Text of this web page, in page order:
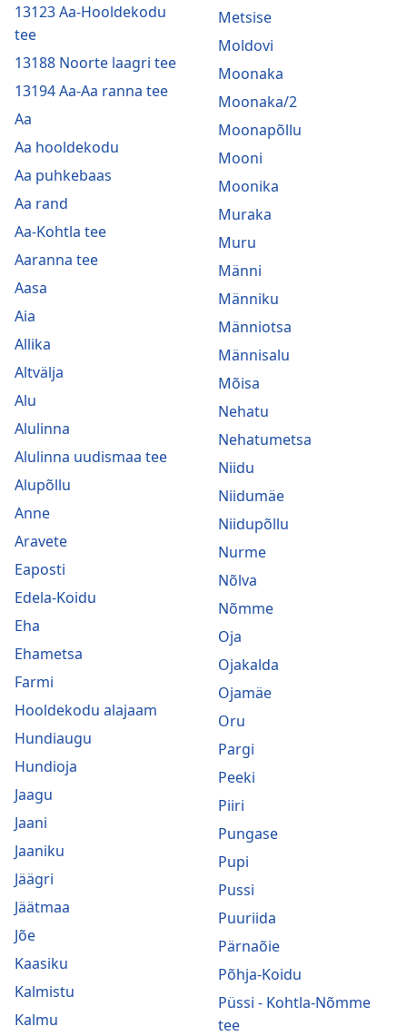
13123 Aa-Hooldekodu
tee
13188 Noorte laagri tee
13194 Aa-Aa ranna tee
Aa
Aa hooldekodu
Aa puhkebaas
Aa rand
Aa-Kohtla tee
Aaranna tee
Aasa
Aia
Allika
Altvälja
Alu
Alulinna
Alulinna uudismaa tee
Alupõllu
Anne
Aravete
Eaposti
Edela-Koidu
Eha
Ehametsa
Farmi
Hooldekodu alajaam
Hundiaugu
Hundioja
Jaagu
Jaani
Jaaniku
Jäägri
Jäätmaa
Jõe
Kaasiku
Kalmistu
Kalmu
Metsise
Moldovi
Moonaka
Moonaka/2
Moonapõllu
Mooni
Moonika
Muraka
Muru
Männi
Männiku
Männiotsa
Männisalu
Mõisa
Nehatu
Nehatumetsa
Niidu
Niidumäe
Niidupõllu
Nurme
Nõlva
Nõmme
Oja
Ojakalda
Ojamäe
Oru
Pargi
Peeki
Piiri
Pungase
Pupi
Pussi
Puuriida
Pärnaõie
Põhja-Koidu
Püssi - Kohtla-Nõmme
tee